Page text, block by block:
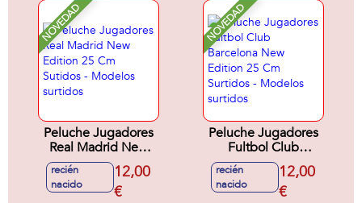
NOVEDAD
Peluche Jugadores
Real Madrid New
Edition 25 Cm
Sutidos - Modelos
surtidos
recién
nacido
12,00
€
NOVEDAD
Peluche Jugadores
Fultbol Club
Barcelona New
Edition 25 Cm
Surtidos - Modelos
recién
nacido
12,00
€